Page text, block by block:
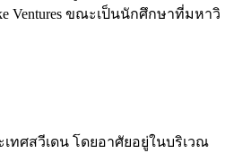
Ventures ขณะเป็นนักศึกษาที่มหาวิ
เทศสวีเดน โดยอาศัยอยู่ในบริเวณ